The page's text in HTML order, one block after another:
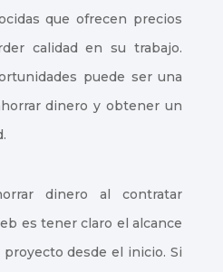
que ofrecen precios
calidad en su trabajo.
puede ser una
dinero y obtener un
dinero al contratar
es tener claro el alcance
desde el inicio. Si